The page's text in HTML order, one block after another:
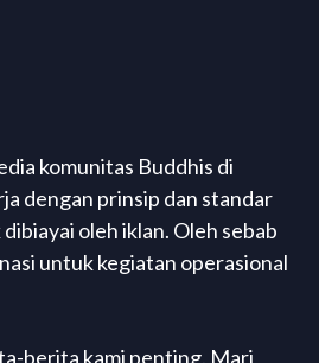
komunitas Buddhis di
dengan prinsip dan standar
oleh iklan. Oleh sebab
untuk kegiatan operasional
berita kami penting. Mari